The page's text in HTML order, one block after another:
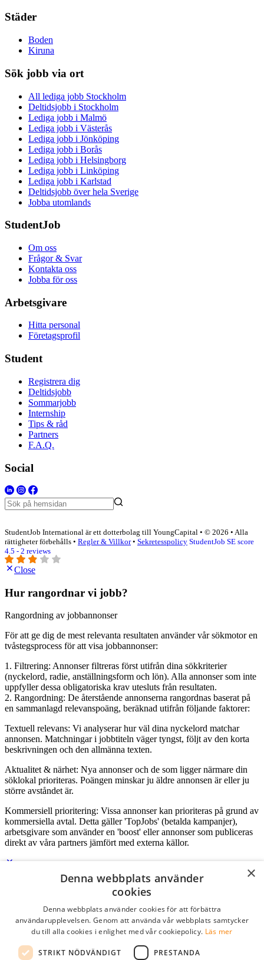
Städer
Boden
Kiruna
Sök jobb via ort
All lediga jobb Stockholm
Deltidsjobb i Stockholm
Lediga jobb i Malmö
Lediga jobb i Västerås
Lediga jobb i Jönköping
Lediga jobb i Borås
Lediga jobb i Helsingborg
Lediga jobb i Linköping
Lediga jobb i Karlstad
Deltidsjobb över hela Sverige
Jobba utomlands
StudentJob
Om oss
Frågor & Svar
Kontakta oss
Jobba för oss
Arbetsgivare
Hitta personal
Företagsprofil
Student
Registrera dig
Deltidsjobb
Sommarjobb
Internship
Tips & råd
Partners
F.A.Q.
Social
StudentJob International är ett dotterbolag till YoungCapital • © 2026 • Alla
rättigheter förbehålls • Regler & Villkor• Sekretesspolicy StudentJob SE score
4.5 - 2 reviews
Close
Hur rangordnar vi jobb?
Rangordning av jobbannonser
För att ge dig de mest relevanta resultaten använder vår sökmotor en
tvåstegsprocess för att visa jobbannonser:
1. Filtrering: Annonser filtreras först utifrån dina sökkriterier
(nyckelord, radie, anställningsform och lön). Alla annonser som inte
uppfyller dessa obligatoriska krav utesluts från resultaten.
2. Rangordning: De återstående annonserna rangordnas baserat på
en sammanlagd relevanspoäng, beräknad utifrån följande faktorer:
Textuell relevans: Vi analyserar hur väl dina nyckelord matchar
annonsen. Matchningar i jobbtiteln väger tyngst, följt av den korta
beskrivningen och den allmänna texten.
Aktualitet & närhet: Nya annonser och de som ligger närmare din
söklokal prioriteras. Poängen minskar ju äldre annonsen är eller ju
större avståndet är.
Kommersiell prioritering: Vissa annonser kan prioriteras på grund av
kommersiella avtal. Detta gäller 'TopJobs' (betalda kampanjer),
arbetsgivare som använder en 'boost' eller annonser som publiceras
direkt av våra partners jämfört med externa källor.
Lösenord
kom ihåg mig
×
Denna webbplats använder
cookies
Denna webbplats använder cookies för att förbättra
användarupplevelsen. Genom att använda vår webbplats samtycker
du till alla cookies i enlighet med vår cookiepolicy. Läs mer
STRIKT NÖDVÄNDIGT PRESTANDA